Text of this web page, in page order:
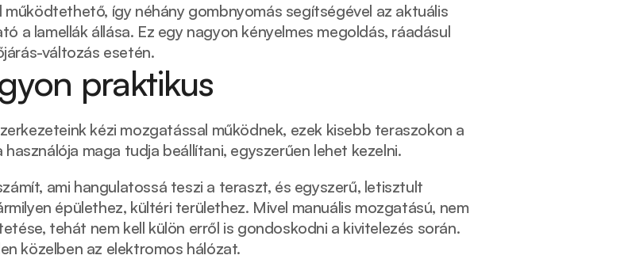
így néhány gombnyomás segítségével az aktuális
a lamellák állása. Ez egy nagyon kényelmes megoldás, ráadásul
változás esetén.
praktikus
kézi mozgatással működnek, ezek kisebb teraszokon a
maga tudja beállítani, egyszerűen lehet kezelni.
ami hangulatossá teszi a teraszt, és egyszerű, letisztult
épülethez, kültéri területhez. Mivel manuális mozgatású, nem
tehát nem kell külön erről is gondoskodni a kivitelezés során.
közelben az elektromos hálózat.